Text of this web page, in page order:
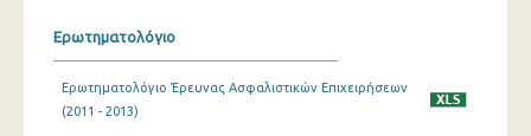
2011
Ερωτηματολόγιο
Ερωτηματολόγιο Έρευνας Ασφαλιστικών Επιχειρήσεων
(2011 - 2013)